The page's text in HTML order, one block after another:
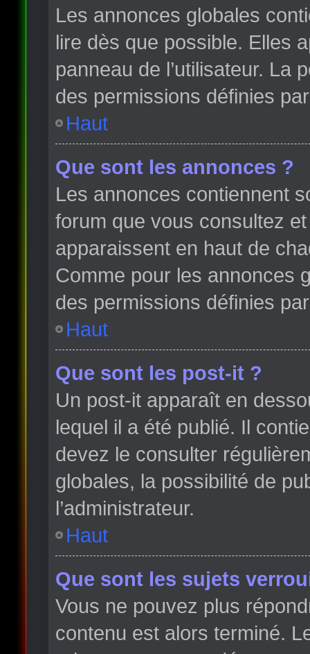
Les annonces globales
lire dès que possible. Elles
panneau de l’utilisateur. La
des permissions définies
Haut
Que sont les annonces ?
Les annonces contiennent
forum que vous consultez
apparaissent en haut de
Comme pour les annonces
des permissions définies
Haut
Que sont les post-it ?
Un post-it apparaît en
lequel il a été publié. Il
devez le consulter
globales, la possibilité de
l’administrateur.
Haut
Que sont les sujets
Vous ne pouvez plus
contenu est alors terminé.